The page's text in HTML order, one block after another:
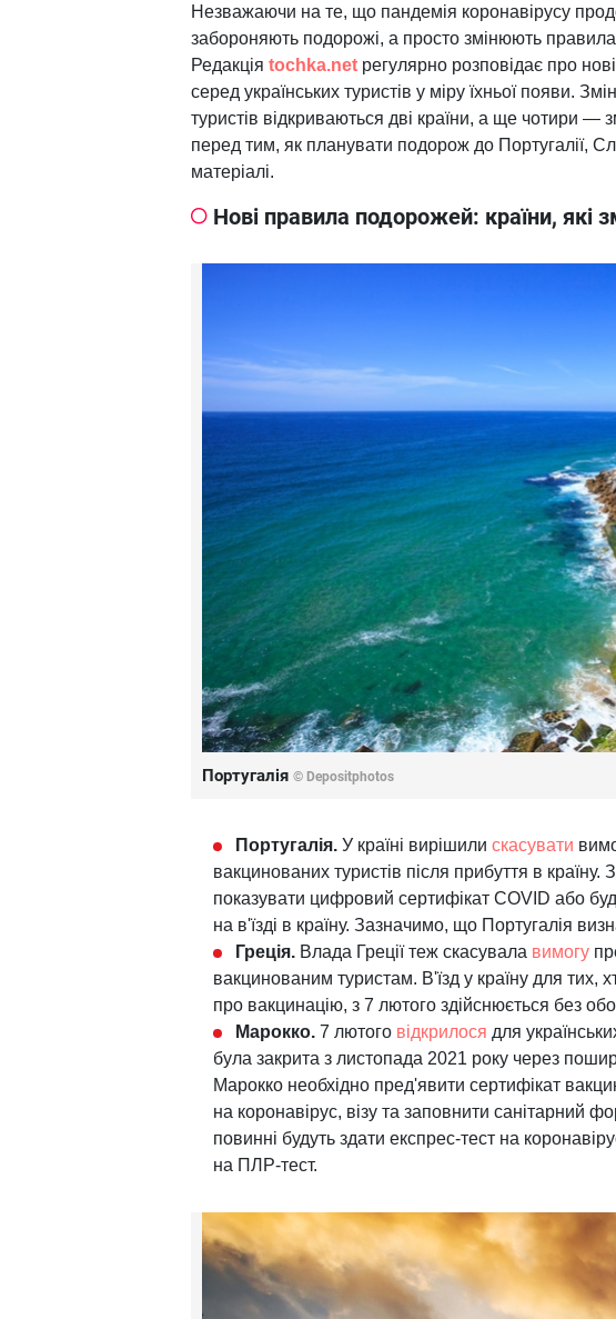
Незважаючи на те, що пандемія коронавірусу
забороняють подорожі, а просто змінюють правила
Редакція tochka.net регулярно розповідає про
серед українських туристів у міру їхньої появи.
туристів відкриваються дві країни, а ще чотири
перед тим, як планувати подорож до Португалії,
матеріалі.
Нові правила подорожей: країни, які
Португалія © Depositphotos
Португалія. У країні вирішили скасувати
вакцинованих туристів після прибуття в
показувати цифровий сертифікат COVID або
на в'їзді в країну. Зазначимо, що Португалія
Греція. Влада Греції теж скасувала вимогу
вакцинованим туристам. В'їзд у країну для тих,
про вакцинацію, з 7 лютого здійснюється без
Марокко. 7 лютого відкрилося для
була закрита з листопада 2021 року через
Марокко необхідно пред'явити сертифікат
на коронавірус, візу та заповнити санітарний
повинні будуть здати експрес-тест на
на ПЛР-тест.